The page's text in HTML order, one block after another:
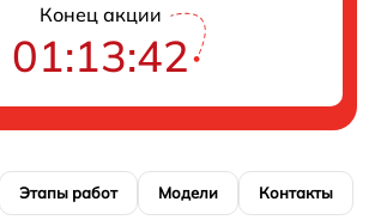
Конец акции
01:13:41
Этапы работ Модели Контакты